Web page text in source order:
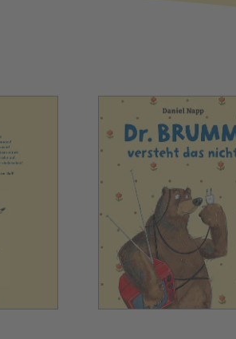
Bild vergrößern